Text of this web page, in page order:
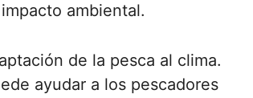
ambiental.
de la pesca al clima.
ayudar a los pescadores